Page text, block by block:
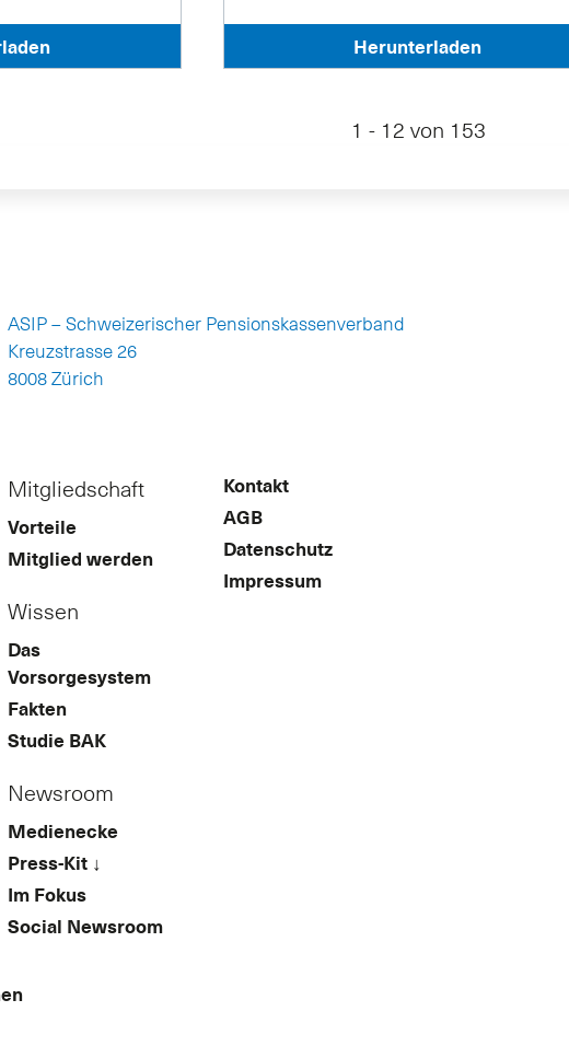
Herunterladen
1 - 12 von 153
ASIP – Schweizerischer Pensionskassenverband
Kreuzstrasse 26
8008 Zürich
Mitgliedschaft
Vorteile
Mitglied werden
Wissen
Das
Vorsorgesystem
Fakten
Studie BAK
Newsroom
Medienecke
Press-Kit ↓
Im Fokus
Social Newsroom
Kontakt
AGB
Datenschutz
Impressum